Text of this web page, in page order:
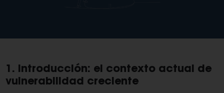
1. Introducción: el contexto actual de
vulnerabilidad creciente